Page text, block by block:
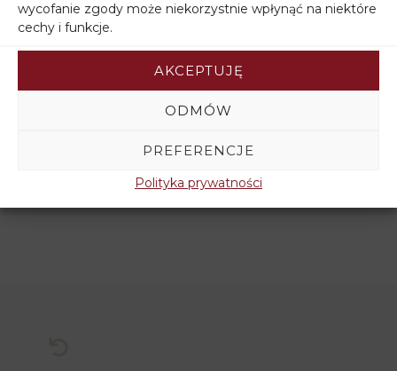
wycofanie zgody może niekorzystnie wpłynąć na niektóre
cechy i funkcje.
AKCEPTUJĘ
ODMÓW
PREFERENCJE
Polityka prywatności
Filtruj wg ceny
Filtruj wg stanu magazynowego